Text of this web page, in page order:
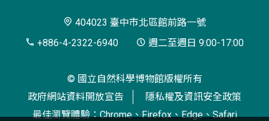
博
閱
404023 臺中市北區館前路一號
+886-4-2322-6940
週二至週日 9:00-17:00
© 國立自然科學博物館版權所有
政府網站資料開放宣告
隱私權及資訊安全政策
最佳瀏覽體驗：Chrome、Firefox、Edge、Safari